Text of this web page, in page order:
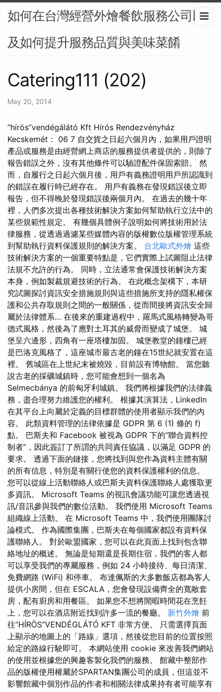
如何在台灣經營外燴餐飲服務公司以
及如何提升服務品質與美味菜餚
Catering111 (202)
May 20, 2014
“hírös”vendégálátó Kft Hírós Rendezvényház
Kecskemét：️ 06 7 自交貨之日起六個月內，如果用戶證明
產品或服務是由經營網上商店的服務提供者提供的，則除了
報告錯誤之外，沒有其他條件可以驗證配件保固索賠。 然
而，自履行之日起六個月後，用戶有義務證明用戶所認識到
的錯誤在履行時已經存在。 用戶有義務在發現錯誤後立即
報告，但不得晚於發現錯誤後兩個月內。 在過去的幾十年
裡，人們多次提出各種技術解決方案如何幫助執行立法中的
某些規範性規定。 有幾個具體例子說明如何將技術用於法
律服務，從透過過濾某些媒體內容的版權數位版權管理系統
到幫助執行資料保護規則的解決方案。 台北歐式外燴 這些
技術解決方案的一個重要特點是，它們實際上試圖阻止法律
法規不允許的行為。 同時，立法通常會保護技術解決方案
本身，例如製裁規避技術的行為。 在此概念架構下，本研
究試圖探討資訊安全措施規則與這些措施所支持的隱私權保
護和公共存取規則之間的一般關係，從而間接將資訊安全歸
屬於法律體系… 在後來的重建過程中，羅馬式風格轉變為哥
德式風格，然後為了應對土耳其的威脅而變成了城堡。 城
堡呈六邊形，四角有一座塔樓加固。 城堡教堂的鐘樓已經
是巴洛克風格了，這座城市最古老的鐘在15世紀就安置在這
裡。 舊城區在上世紀末被燒毀，目前設有博物館。 當您聽
說古老的採礦城鎮時，您可能會想到一個名為
Selmecbánya 的前匈牙利城鎮。 我們將根據我們的法律義
務，盡合理努力維護您的權利。 根據其演算法，LinkedIn
在其平台上向屬於定義的目標群體的使用者顯示我們的內
容。 此類資料管理的法律依據是 GDPR 第 6 (1) 條的 f)
點。 巴斯夫和 Facebook 被視為 GDPR 下的“聯合資料控
制者”，因此簽訂了所謂的共同責任協議，以滿足 GDPR 的
要求。 透過下面的鏈接，您將找到與您作為資料主體有關
的所有信息，特別是有關行使您的資料保護權利的信息。
您可以從線上活動聯絡人或巴斯夫資料保護聯絡人處獲取更
多資訊。 Microsoft Teams 的視訊會議功能可讓您透過視
訊/音訊參與我們的數位活動。 我們使用 Microsoft Teams
組織線上活動。 在 Microsoft Teams 中，我們使用團隊討
論模式。 作為國際集團，巴斯夫在每個國家都設有資料保
護聯絡人。 對於歐盟國家，您可以在此頁面上找到包含聯
絡地址的概述。 無論是短期還是長期住宿，我們的客人都
可以享受我們的專屬服務，例如 24 小時接待、每日清潔、
免費網路 (WiFi) 和停車。 布達佩斯的大多數飯店都為客人
提供小房間，但在 ESCALA，您會發現設備齊全的寬敞套
房，配有廚房和用餐區。 如果您不想將閒暇時間花在烹飪
上，您可以在酒店附近找到許多一流的餐廳。 新竹外燴 前
往“HÍRÖS”VENDÉGLÁTÓ KFT 非常方便。 只需選擇頁面
上顯示的地圖上的「路線」選項，然後從您目前的位置按照
給定的路線行駛即可。 本網站使用 cookie 來改善我們網站
的使用並根據您的興趣客製化我們的服務。 館藏中整部作
品的版權使用權屬於SPARTAN集團公司的成員，但這並不
影響館藏中個別作品的作者和相關法律成果持有者可能享有